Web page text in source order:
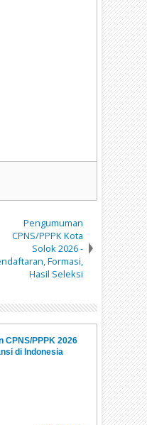
Pengumuman
CPNS/PPPK Kota
Solok 2026 -
Formasi,
Hasil Seleksi
CPNS/PPPK 2026
di Indonesia